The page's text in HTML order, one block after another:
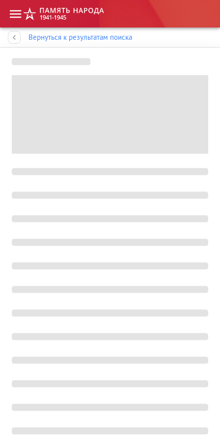
Вернуться к результатам поиска
Память народа